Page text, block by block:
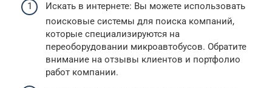
Искать в интернете: Вы можете использовать
поисковые системы для поиска компаний,
которые специализируются на
переоборудовании микроавтобусов. Обратите
внимание на отзывы клиентов и портфолио
работ компании.